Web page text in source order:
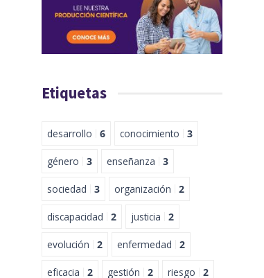
Etiquetas
desarrollo 6 conocimiento 3
género 3 enseñanza 3
sociedad 3 organización 2
discapacidad 2 justicia 2
evolución 2 enfermedad 2
eficacia 2 gestión 2 riesgo 2